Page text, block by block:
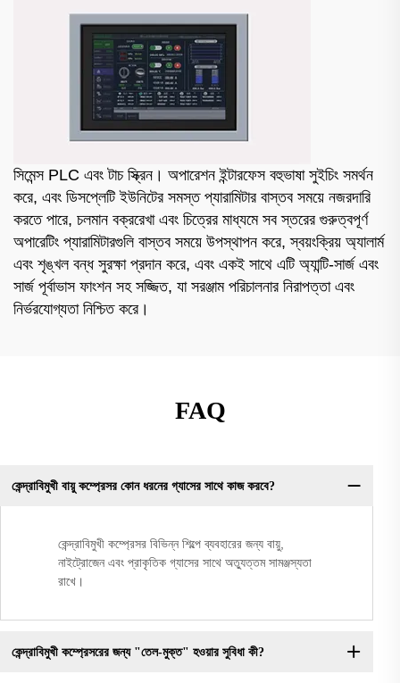
সিমেন্স PLC এবং টাচ স্ক্রিন। অপারেশন ইন্টারফেস বহুভাষা সুইচিং সমর্থন
করে, এবং ডিসপ্লেটি ইউনিটের সমস্ত প্যারামিটার বাস্তব সময়ে নজরদারি
করতে পারে, চলমান বক্ররেখা এবং চিত্রের মাধ্যমে সব স্তরের গুরুত্বপূর্ণ
অপারেটিং প্যারামিটারগুলি বাস্তব সময়ে উপস্থাপন করে, স্বয়ংক্রিয় অ্যালার্ম
এবং শৃঙ্খল বন্ধ সুরক্ষা প্রদান করে, এবং একই সাথে এটি অ্যান্টি-সার্জ এবং
সার্জ পূর্বাভাস ফাংশন সহ সজ্জিত, যা সরঞ্জাম পরিচালনার নিরাপত্তা এবং
নির্ভরযোগ্যতা নিশ্চিত করে।
FAQ
কেন্দ্রাবিমুখী বায়ু কম্প্রেসর কোন ধরনের গ্যাসের সাথে কাজ করবে?
কেন্দ্রাবিমুখী কম্প্রেসর বিভিন্ন শিল্পে ব্যবহারের জন্য বায়ু,
নাইট্রোজেন এবং প্রাকৃতিক গ্যাসের সাথে অত্যুত্তম সামঞ্জস্যতা
রাখে।
কেন্দ্রাবিমুখী কম্প্রেসরের জন্য "তেল-মুক্ত" হওয়ার সুবিধা কী?